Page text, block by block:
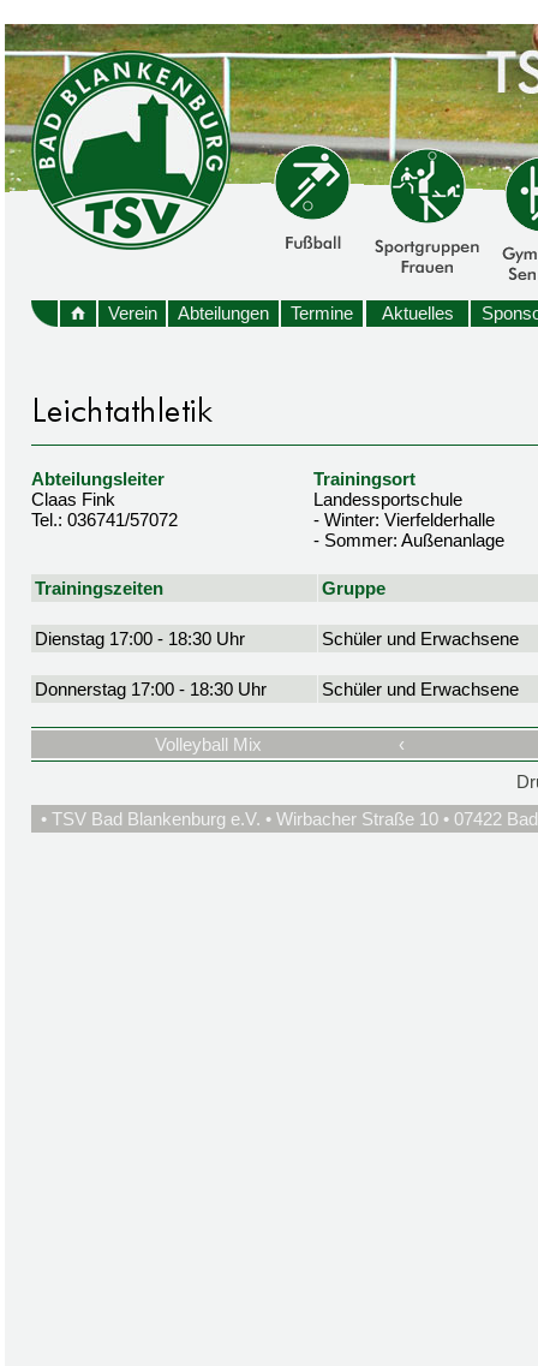
Verein Abteilungen Termine Aktuelles
Abteilungsleiter
Claas Fink
Tel.: 036741/57072
Trainingsort
Landessportschule
- Winter: Vierfelderhalle
- Sommer: Außenanlage
Trainingszeiten Gruppe
Dienstag 17:00 - 18:30 Uhr Schüler und Erwachsene
Donnerstag 17:00 - 18:30 Uhr Schüler und Erwachsene
Volleyball Mix
‹
• TSV Bad Blankenburg e.V. • Wirbacher Straße 10 • 07422